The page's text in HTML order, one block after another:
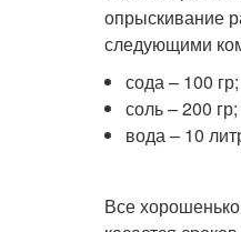
опрыскивание
следующими
сода – 100 гр;
соль – 200 гр;
вода – 10
Все